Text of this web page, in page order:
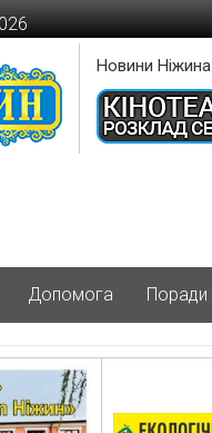
Новини Ніжина
Допомога Поради